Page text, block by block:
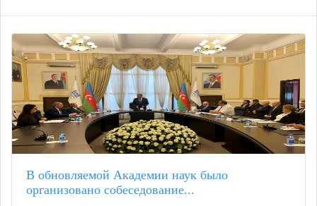
В обновляемой Академии наук было
организовано собеседование...